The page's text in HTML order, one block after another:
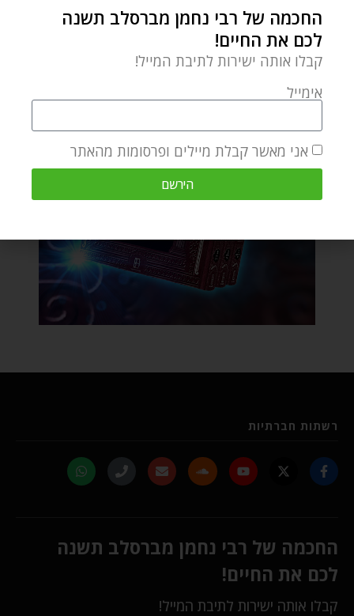
רשתות חברתיות
החכמה של רבי נחמן מברסלב תשנה
לכם את החיים!
קבלו אותה ישירות לתיבת המייל!
החכמה של רבי נחמן מברסלב תשנה
לכם את החיים!
קבלו אותה ישירות לתיבת המייל!
אימייל
אני מאשר קבלת מיילים ופרסומות מהאתר
הירשם